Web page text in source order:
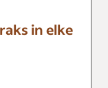
in elke